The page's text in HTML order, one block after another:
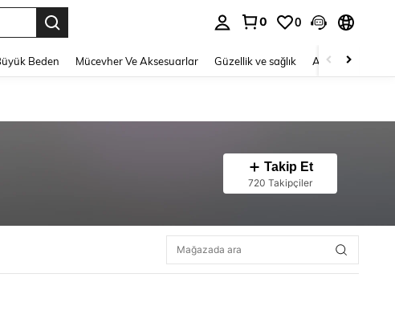
0 0
Beden Mücevher Ve Aksesuarlar Güzellik ve sağlık Ayakkabı
Takip Et
720 Takipçiler